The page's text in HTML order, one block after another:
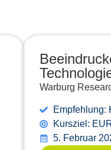
Warburg
Empfehlung:
Kursziel:
5. Februar